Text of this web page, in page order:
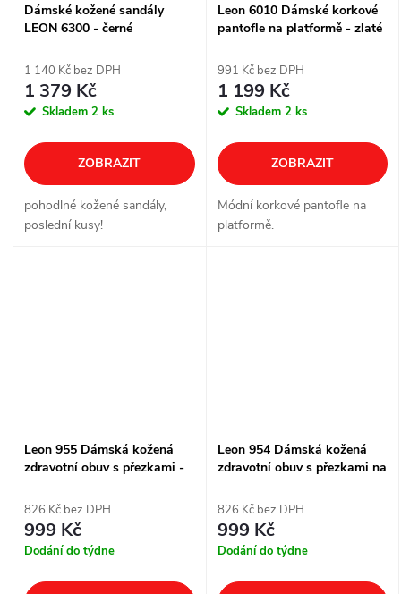
Dámské kožené sandály
LEON 6300 - černé
1 140 Kč bez DPH
1 379 Kč
Skladem 2 ks
ZOBRAZIT
pohodlné kožené sandály,
poslední kusy!
Leon 6010 Dámské korkové
pantofle na platformě - zlaté
991 Kč bez DPH
1 199 Kč
Skladem 2 ks
ZOBRAZIT
Módní korkové pantofle na
platformě.
Leon 955 Dámská kožená
zdravotní obuv s přezkami -
826 Kč bez DPH
999 Kč
Dodání do týdne
Leon 954 Dámská kožená
zdravotní obuv s přezkami na
826 Kč bez DPH
999 Kč
Dodání do týdne